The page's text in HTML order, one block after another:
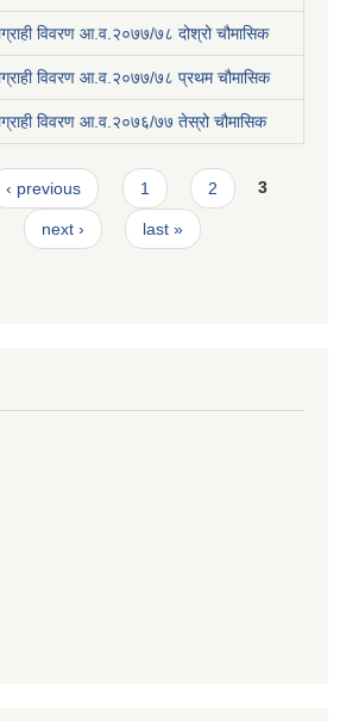
विवरण आ.व.२०७७/७८ दोश्रो चौमासिक
विवरण आ.व.२०७७/७८ प्रथम चौमासिक
विवरण आ.व.२०७६/७७ तेस्रो चौमासिक
‹ previous 1 2 3
next › last »